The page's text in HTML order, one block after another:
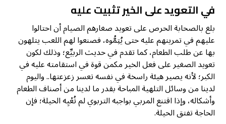
في التعويد على الخير تثبيت عليه
بلغ بالصحابة الحرص على تعويد صغارهم الصيام أن احتالوا
عليهم في تمرينهم عليه حتى يُتِمُّوه، فصنعوا لهم اللعب يتلهون
بها عن طلب الطعام، كما تقدم في حديث الربيِّع؛ وذلك لكون
تعويد الصغير على فعل الخير مكمن قوة في استقامته عليه في
الكبر؛ لأنه يصير هيئة راسخة في نفسه تعسر زعزعتها.. واليوم
لدينا من وسائل التلهية المباحة بقدر ما لدينا من أصناف الطعام
وأشكاله، وإذا اقتنع المربي بواجبه التربوي لم تُعْيِه الحيلة؛ فإن
الحاجة تفتق الحيلة.